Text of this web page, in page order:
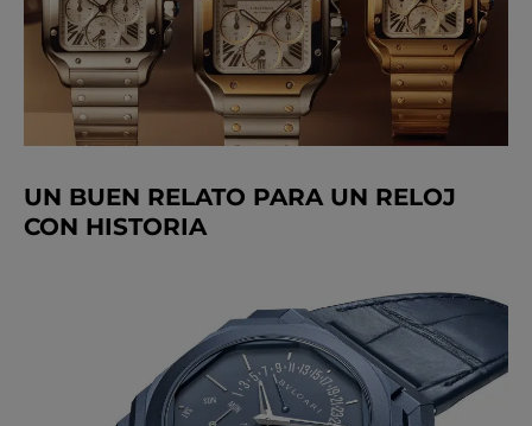
UN BUEN RELATO PARA UN RELOJ
CON HISTORIA